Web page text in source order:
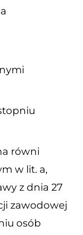
równi
w lit. a,
z dnia 27
zawodowej
osób